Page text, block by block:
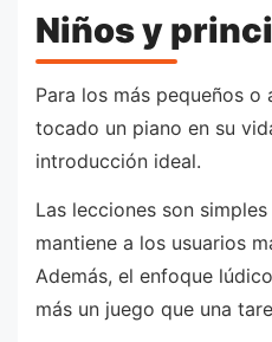
Niños y
Para los más pequeños o
tocado un piano en su
introducción ideal.
Las lecciones son
mantiene a los usuarios
Además, el enfoque
más un juego que una